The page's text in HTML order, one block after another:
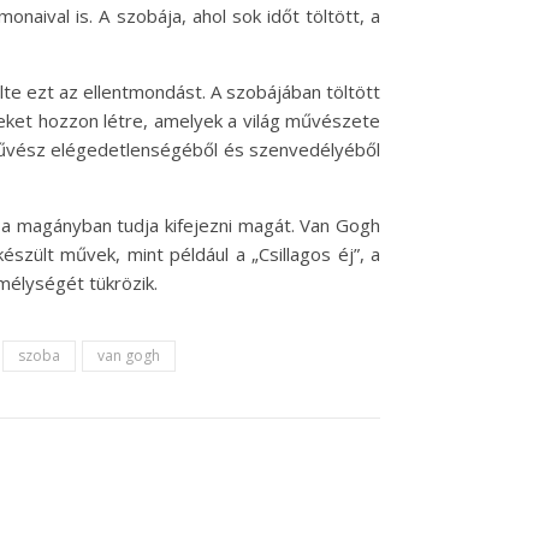
is. A szobája, ahol sok időt töltött, a
ezt az ellentmondást. A szobájában töltött
hozzon létre, amelyek a világ művészete
elégedetlenségéből és szenvedélyéből
tudja kifejezni magát. Van Gogh
művek, mint például a „Csillagos éj”, a
tükrözik.
szoba van gogh